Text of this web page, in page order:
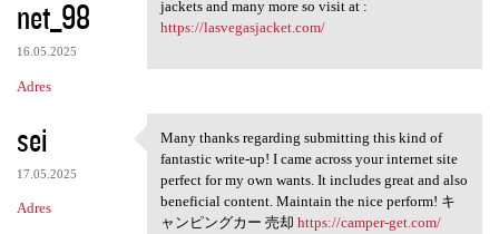
net_98
16.05.2025
Adres
jackets and many more so visit at :
https://lasvegasjacket.com/
sei
17.05.2025
Adres
Many thanks regarding
Many thanks regarding submitting this kind of
fantastic write-up! I came across your internet site
perfect for my own wants. It includes great and also
beneficial content. Maintain the nice perform! キ
ャンピングカー 売却 https://camper-get.com/